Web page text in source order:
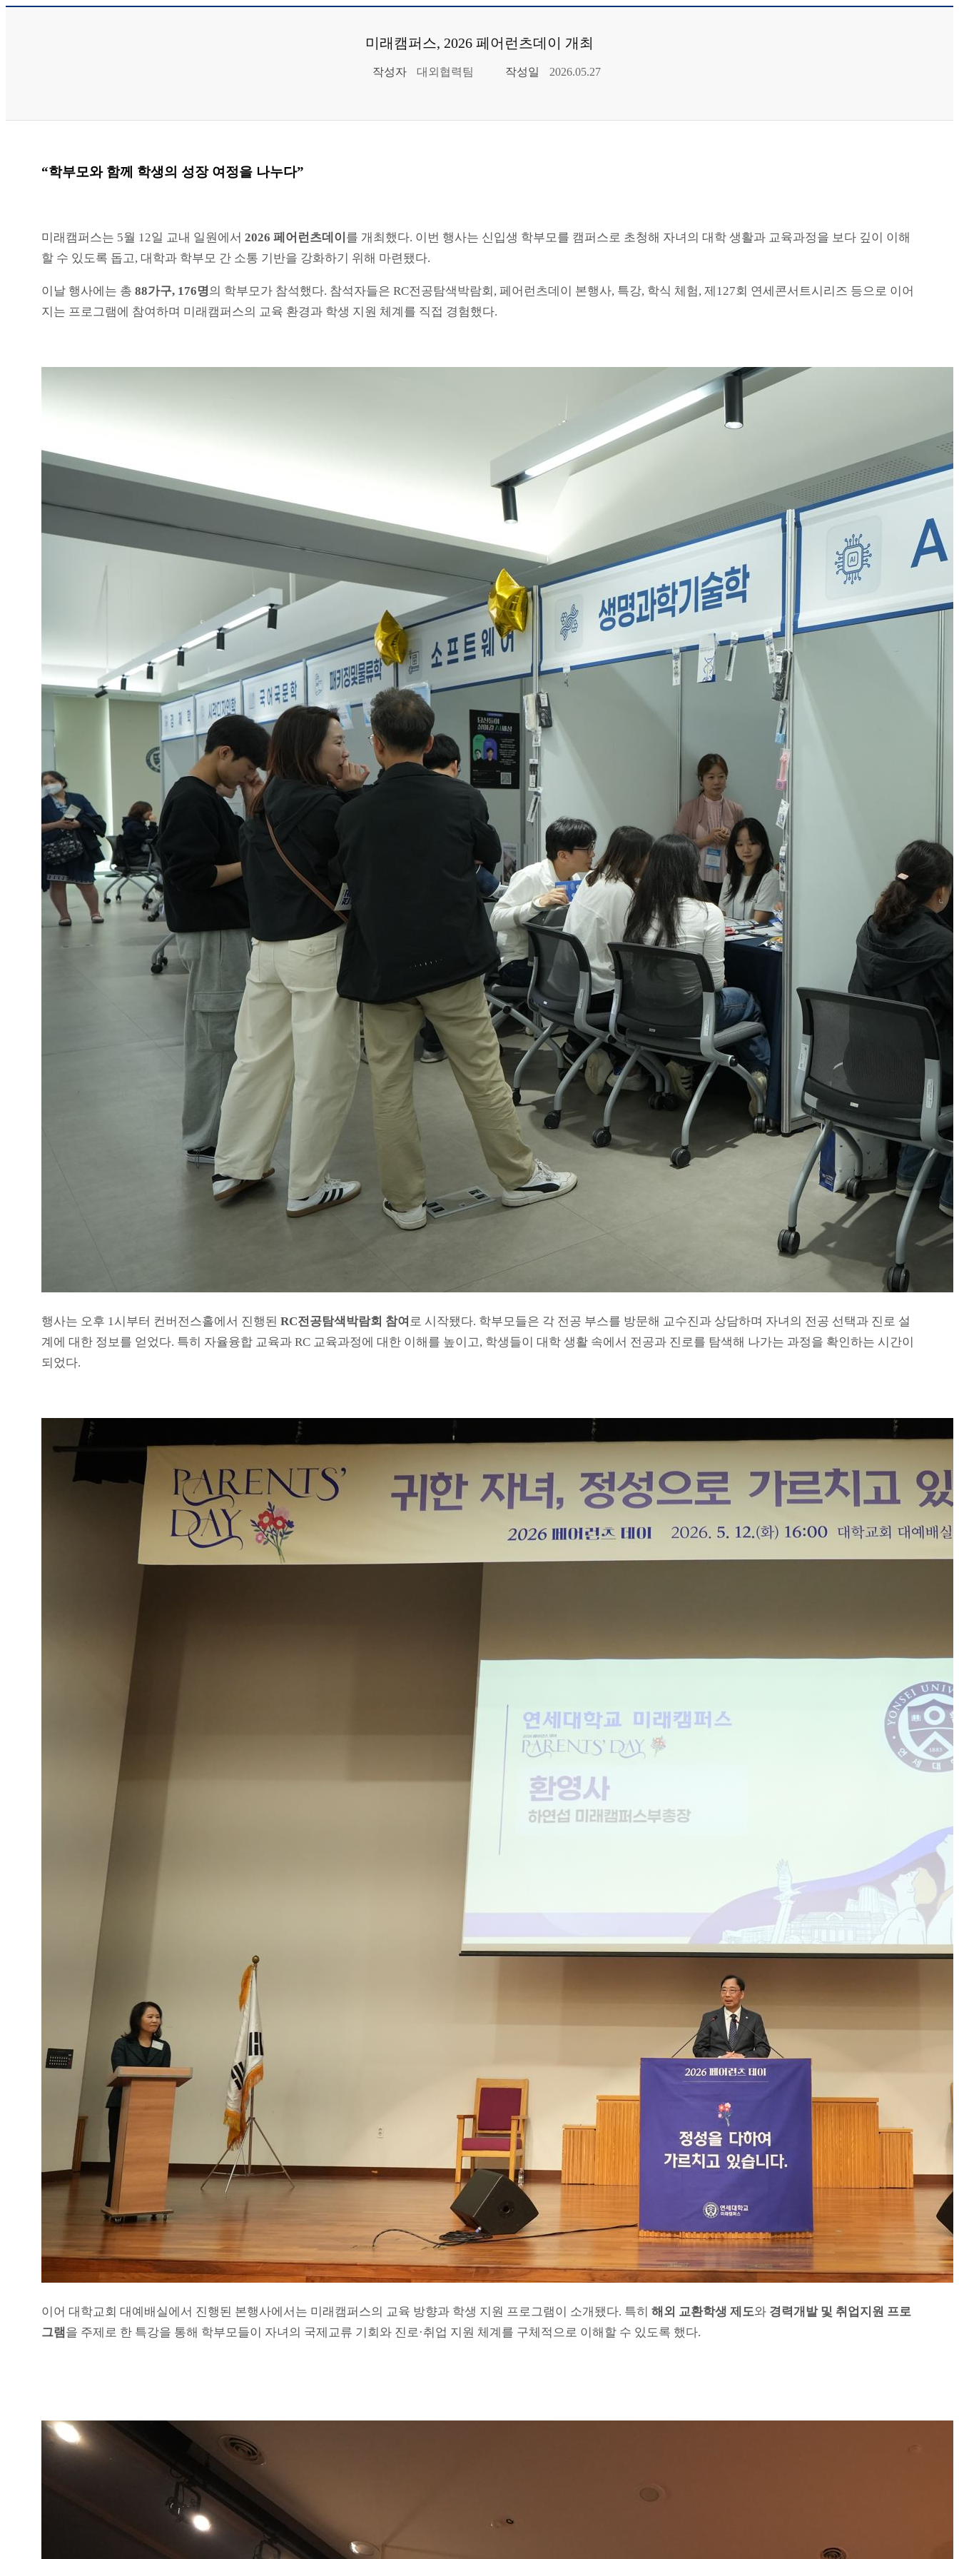
미래캠퍼스, 2026 페어런츠데이 개최
작성자 대외협력팀 작성일 2026.05.27
“학부모와 함께 학생의 성장 여정을 나누다”
미래캠퍼스는 5월 12일 교내 일원에서 2026 페어런츠데이 를 개최했다. 이번 행사는 신입생 학부모를 캠퍼스로 초청해 자녀의 대학 생활과 교육과정을 보다 깊이 이해
할 수 있도록 돕고, 대학과 학부모 간 소통 기반을 강화하기 위해 마련됐다.
이날 행사에는 총 88가구, 176명의 학부모가 참석했다. 참석자들은 RC전공탐색박람회, 페어런츠데이 본행사, 특강, 학식 체험, 제127회 연세콘서트시리즈 등으로 이어
지는 프로그램에 참여하며 미래캠퍼스의 교육 환경과 학생 지원 체계를 직접 경험했다.
행사는 오후 1시부터 컨버전스홀에서 진행된 RC전공탐색박람회 참여 로 시작됐다. 학부모들은 각 전공 부스를 방문해 교수진과 상담하며 자녀의 전공 선택과 진로 설
계에 대한 정보를 얻었다. 특히 자율융합 교육과 RC 교육과정에 대한 이해를 높이고, 학생들이 대학 생활 속에서 전공과 진로를 탐색해 나가는 과정을 확인하는 시간이
되었다.
이어 대학교회 대예배실에서 진행된 본행사에서는 미래캠퍼스의 교육 방향과 학생 지원 프로그램이 소개됐다. 특히 해외 교환학생 제도와 경력개발 및 취업지원 프로
그램 을 주제로 한 특강을 통해 학부모들이 자녀의 국제교류 기회와 진로·취업 지원 체계를 구체적으로 이해할 수 있도록 했다.